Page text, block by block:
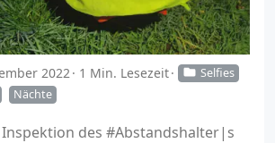
2022 1 Min. Lesezeit
Selfies
Nächte
des #Abstandshalter|s